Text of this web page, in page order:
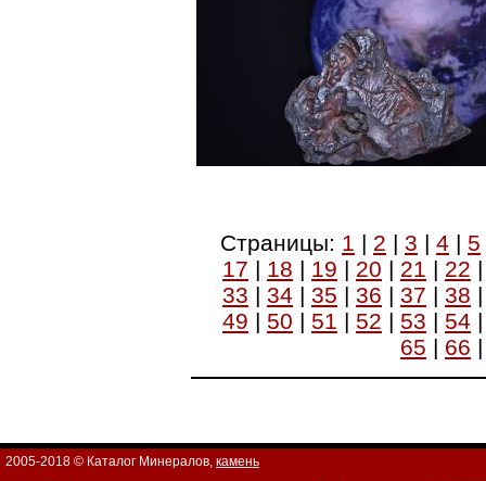
Страницы: 1 | 2 | 3 | 4 | 5
17 | 18 | 19 | 20 | 21 | 22
33 | 34 | 35 | 36 | 37 | 38
49 | 50 | 51 | 52 | 53 | 54
65 | 66
2005-2018 © Каталог Минералов, камень